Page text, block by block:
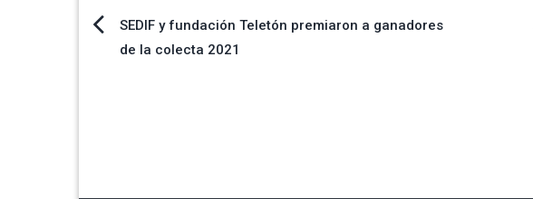
Navegación
SEDIF y fundación Teletón premiaron a ganadores
de la colecta 2021